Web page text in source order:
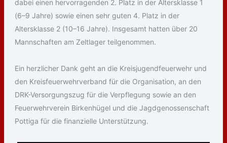
dabei einen hervorragenden 2. Platz in der Altersklasse 1
(6–9 Jahre) sowie einen sehr guten 4. Platz in der
Altersklasse 2 (10–16 Jahre). Insgesamt hatten über 20
Mannschaften am Zeltlager teilgenommen.
Ein herzlicher Dank geht an die Kreisjugendfeuerwehr und
den Kreisfeuerwehrverband für die Organisation, an den
DRK-Versorgungszug für die Verpflegung sowie an den
Feuerwehrverein Birkenhügel und die Jagdgenossenschaft
Pottiga für die finanzielle Unterstützung.